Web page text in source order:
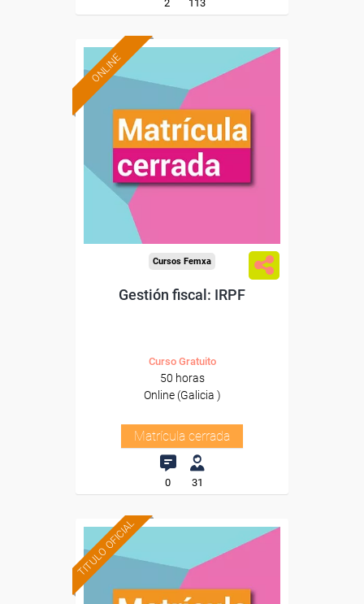
2 113
ONLINE
Cursos Femxa
Gestión fiscal: IRPF
Curso Gratuito
50 horas
Online (Galicia )
Matrícula cerrada
0 31
TITULO OFICIAL